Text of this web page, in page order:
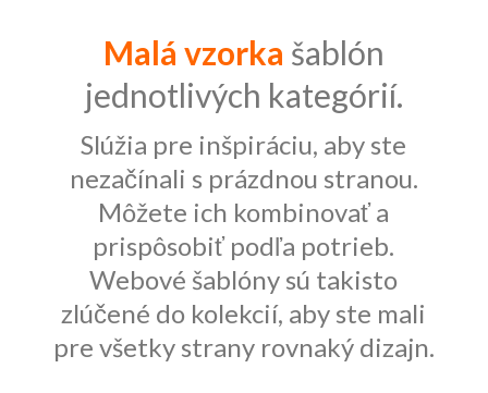
Malá vzorka šablón
jednotlivých kategórií.
Slúžia pre inšpiráciu, aby ste
nezačínali s prázdnou stranou.
Môžete ich kombinovať a
prispôsobiť podľa potrieb.
Webové šablóny sú takisto
zlúčené do kolekcií, aby ste mali
pre všetky strany rovnaký dizajn.